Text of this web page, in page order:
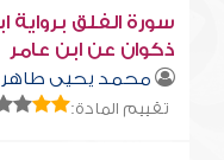
سورة الفلق برواية
ذكوان عن ابن عامر
محمد يحيى طاهر
تقييم المادة: